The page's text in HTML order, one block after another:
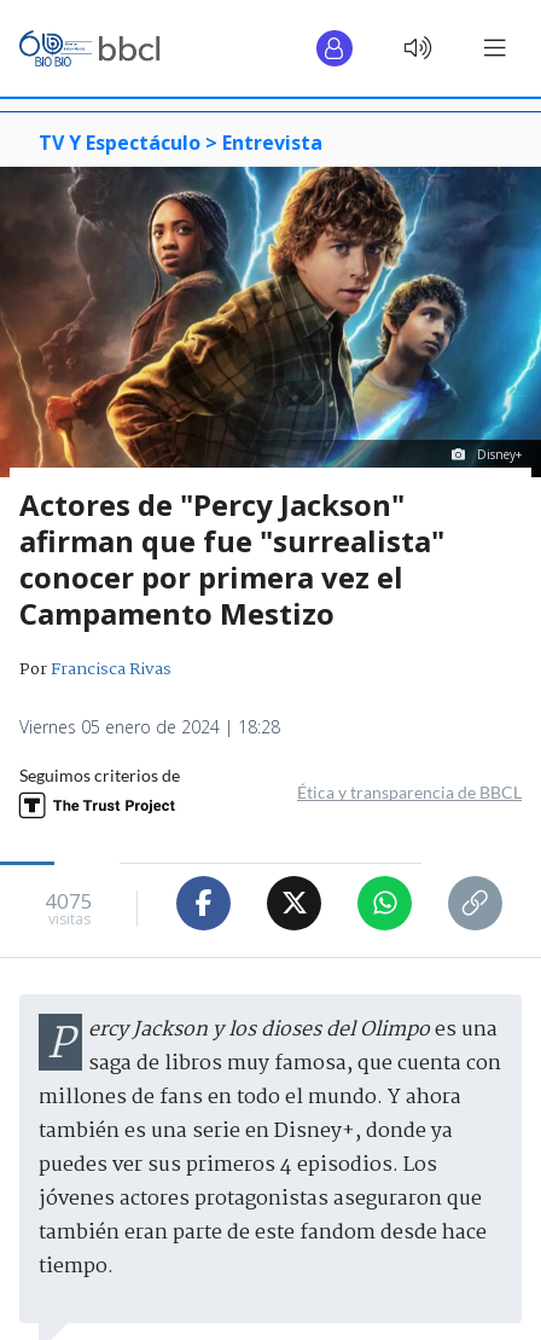
TV Y Espectáculo > Entrevista
Disney+
Actores de "Percy Jackson"
afirman que fue "surrealista"
conocer por primera vez el
Campamento Mestizo
PorFrancisca Rivas
Viernes 05 enero de 2024 | 18:28
Seguimos criterios de
Ética y transparencia de BBCL
4075
visitas
Percy Jackson y los dioses del Olimpoes una
saga de libros muy famosa, que cuenta con
millones de fans en todo el mundo. Y ahora
también es una serie en Disney+, donde ya
puedes ver sus primeros 4 episodios. Los
jóvenes actores protagonistas aseguraron que
también eran parte de este fandom desde hace
tiempo.